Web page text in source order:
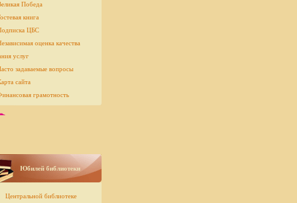
Победа
книга
ЦБС
оценка качества
услуг
задаваемые вопросы
сайта
грамотность
Юбилей библиотеки
Центральной библиотеке